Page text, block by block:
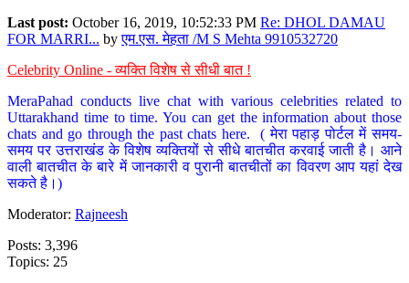
Last post: October 16, 2019, 10:52:33 PM Re: DHOL DAMAU
FOR MARRI... byएम.एस. मेहता /M S Mehta 9910532720
Celebrity Online - व्यक्ति विशेष से सीधी बात !
MeraPahad conducts live chat with various celebrities related to
Uttarakhand time to time. You can get the information about those
chats and go through the past chats here. ( मेरा पहाड़ पोर्टल में समय-
समय पर उत्तराखंड के विशेष व्यक्तियों से सीधे बातचीत करवाई जाती है। आने
वाली बातचीत के बारे में जानकारी व पुरानी बातचीतों का विवरण आप यहां देख
सकते है।)
Moderator: Rajneesh
Posts: 3,396
Topics: 25